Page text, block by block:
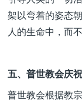
架以弯着的姿态
人的生命中，而
五、普世教会庆
普世教会根据教